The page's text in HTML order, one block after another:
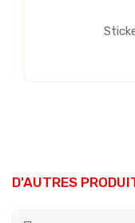
D'AUTRES